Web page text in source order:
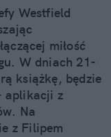
Westfield
miłość
W dniach 21-
książkę, będzie
aplikacji z
Na
z Filipem